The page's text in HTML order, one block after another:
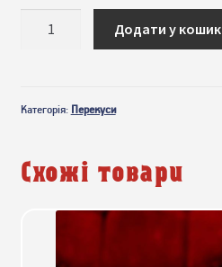
Додати у кошик
Категорія: Перекуси
Схожі товари